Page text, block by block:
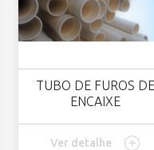
TUBO DE FUROS DE
ENCAIXE
Ver detalhe